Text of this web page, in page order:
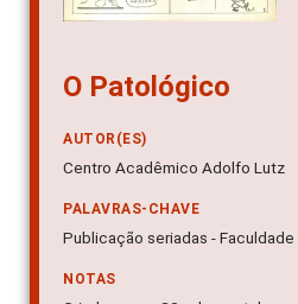
O Patológico
AUTOR(ES)
Centro Acadêmico Adolfo Lutz
PALAVRAS-CHAVE
Publicação seriadas -
NOTAS